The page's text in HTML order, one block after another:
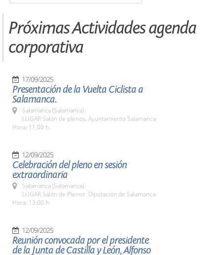
Próximas Actividades agenda
corporativa
17/09/2025
Presentación de la Vuelta Ciclista a
Salamanca.
Salamanca (Salamanca)
LUGAR Salón de plenos. Ayuntamiento Salamanca
Hora: 11,00 h.
12/09/2025
Celebración del pleno en sesión
extraordinaria
Salamanca (Salamanca)
LUGAR Salón de Plenos. Diputación de Salamanca
Hora: 13:00 h.
12/09/2025
Reunión convocada por el presidente
de la Junta de Castilla y León, Alfonso